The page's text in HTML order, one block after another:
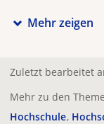
Mehr zeigen
Zuletzt bearbeitet
Mehr zu den
Hochschule